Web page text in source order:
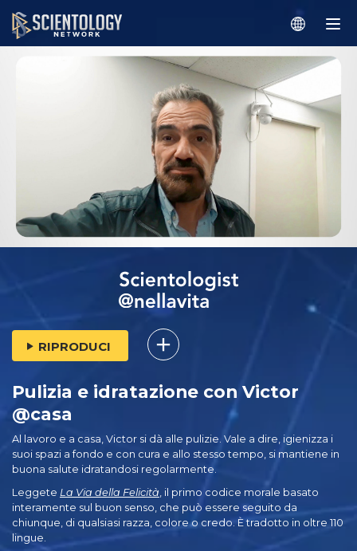
RIPRODUCI
Pulizia e idratazione con Victor
@casa
Al lavoro e a casa, Victor si dà alle pulizie. Vale a dire, igienizza i
suoi spazi a fondo e con cura e allo stesso tempo, si mantiene in
buona salute idratandosi regolarmente.
Leggete La Via della Felicità , il primo codice morale basato
interamente sul buon senso, che può essere seguito da
chiunque, di qualsiasi razza, colore o credo. È tradotto in oltre 110
lingue.